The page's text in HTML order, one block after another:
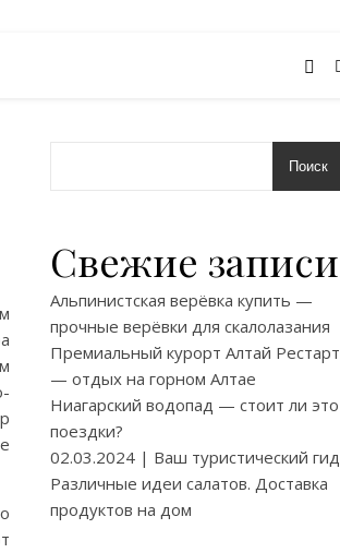
Поиск
Свежие записи
Альпинистская верёвка купить —
прочные верёвки для скалолазания
Премиальный курорт Алтай Рестарт
— отдых на горном Алтае
Ниагарский водопад — стоит ли это
поездки?
02.03.2024 | Ваш туристический гид
Различные идеи салатов. Доставка
продуктов на дом